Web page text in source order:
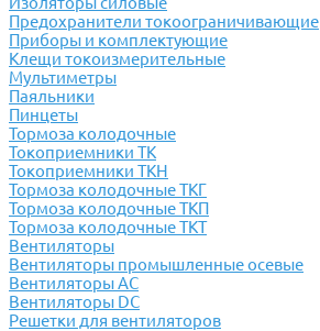
Предохранители токоограничивающие
Приборы и комплектующие
Клещи токоизмерительные
Мультиметры
Паяльники
Пинцеты
Тормоза колодочные
Токоприемники ТК
Токоприемники ТКН
Тормоза колодочные ТКГ
Тормоза колодочные ТКП
Тормоза колодочные ТКТ
Вентиляторы
Вентиляторы промышленные осевые
Вентиляторы АС
Вентиляторы DC
Решетки для вентиляторов